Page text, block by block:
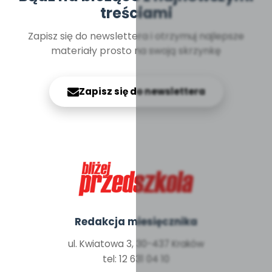
treściami
Zapisz się do newslettera i otrzymuj najlepsze
materiały prosto na swoją skrzynkę
Zapisz się do newslettera
Redakcja miesięcznika
ul. Kwiatowa 3, 30-437 Kraków
tel: 12 631 04 10